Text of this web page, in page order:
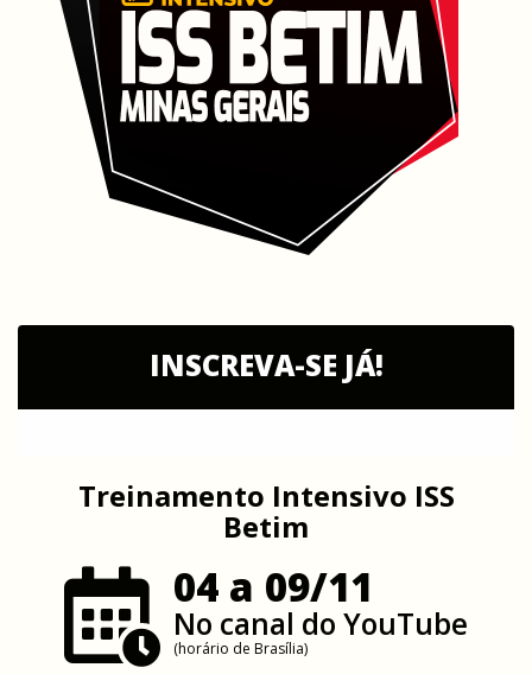
INSCREVA-SE JÁ!
Treinamento Intensivo ISS
Betim
04 a 09/11
No canal do YouTube
(horário de Brasília)